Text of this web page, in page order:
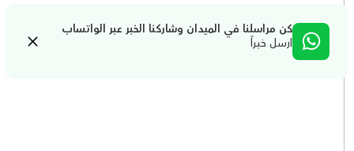
كن مراسلنا في الميدان وشاركنا الخبر عبر الواتساب
ارسل خبراً